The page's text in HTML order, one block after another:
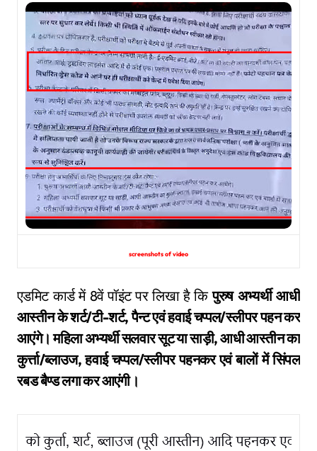
screenshots of video
एडमिट कार्ड में 8वें पॉइंट पर लिखा है किपुरुष अभ्यर्थी आधी
आस्तीन के शर्ट/टी-शर्ट, पैन्ट एवं हवाई चप्पल/स्लीपर पहन कर
आएंगे। महिला अभ्यर्थी सलवार सूट या साड़ी, आधी आस्तीन का
कुर्त्ता/ब्लाउज, हवाई चप्पल/स्लीपर पहनकर एवं बालों में सिंपल
रबड बैण्ड लगा कर आएंगी।